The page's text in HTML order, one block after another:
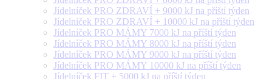
Jídelníček PRO ZDRAVÍ + 9000 kJ na příští týden
Jídelníček PRO ZDRAVÍ + 10000 kJ na příští týden
Jídelníček PRO MÁMY 7000 kJ na příští týden
Jídelníček PRO MÁMY 8000 kJ na příští týden
Jídelníček PRO MÁMY 9000 kJ na příští týden
Jídelníček PRO MÁMY 10000 kJ na příští týden
Jídelníček FIT + 5000 kJ na příští týden